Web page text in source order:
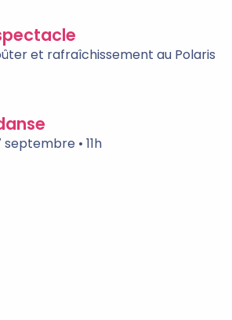
et rafraîchissement au Polaris
• 11h